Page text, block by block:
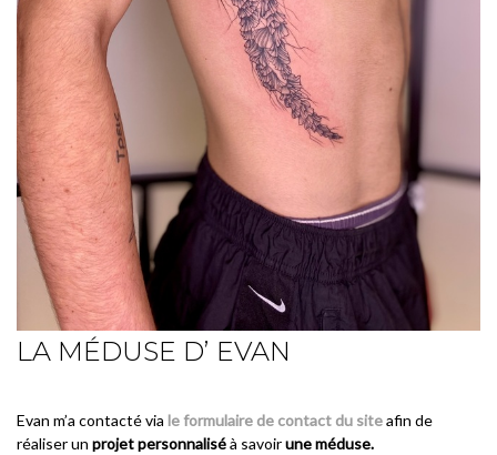
LA MÉDUSE D’ EVAN
Evan m’a contacté via le formulaire de contact du siteafin de
réaliser un projet personnaliséà savoirune méduse.